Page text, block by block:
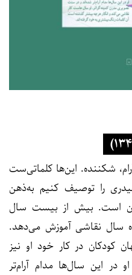
شکننده. این‌ها کلماتی‌ست
را توصیف کنیم به‌ذهن
متولد ۱۳۴۷ در تهران است. بیش از بیست سال
سال نقاشی آموزش می‌دهد.
کودکان در کار خود او نیز
این سال‌ها مدام آرام‌تر